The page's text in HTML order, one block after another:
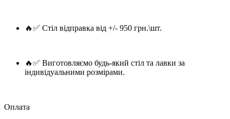
🔥✅ Стіл відправка від +/- 950 грн.\шт.
🔥✅ Виготовляємо будь-який стіл та лавки за
індивідуальними розмірами.
Оплата